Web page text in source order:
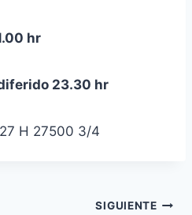
hr
23.30 hr
H 27500 3/4
SIGUIENTE